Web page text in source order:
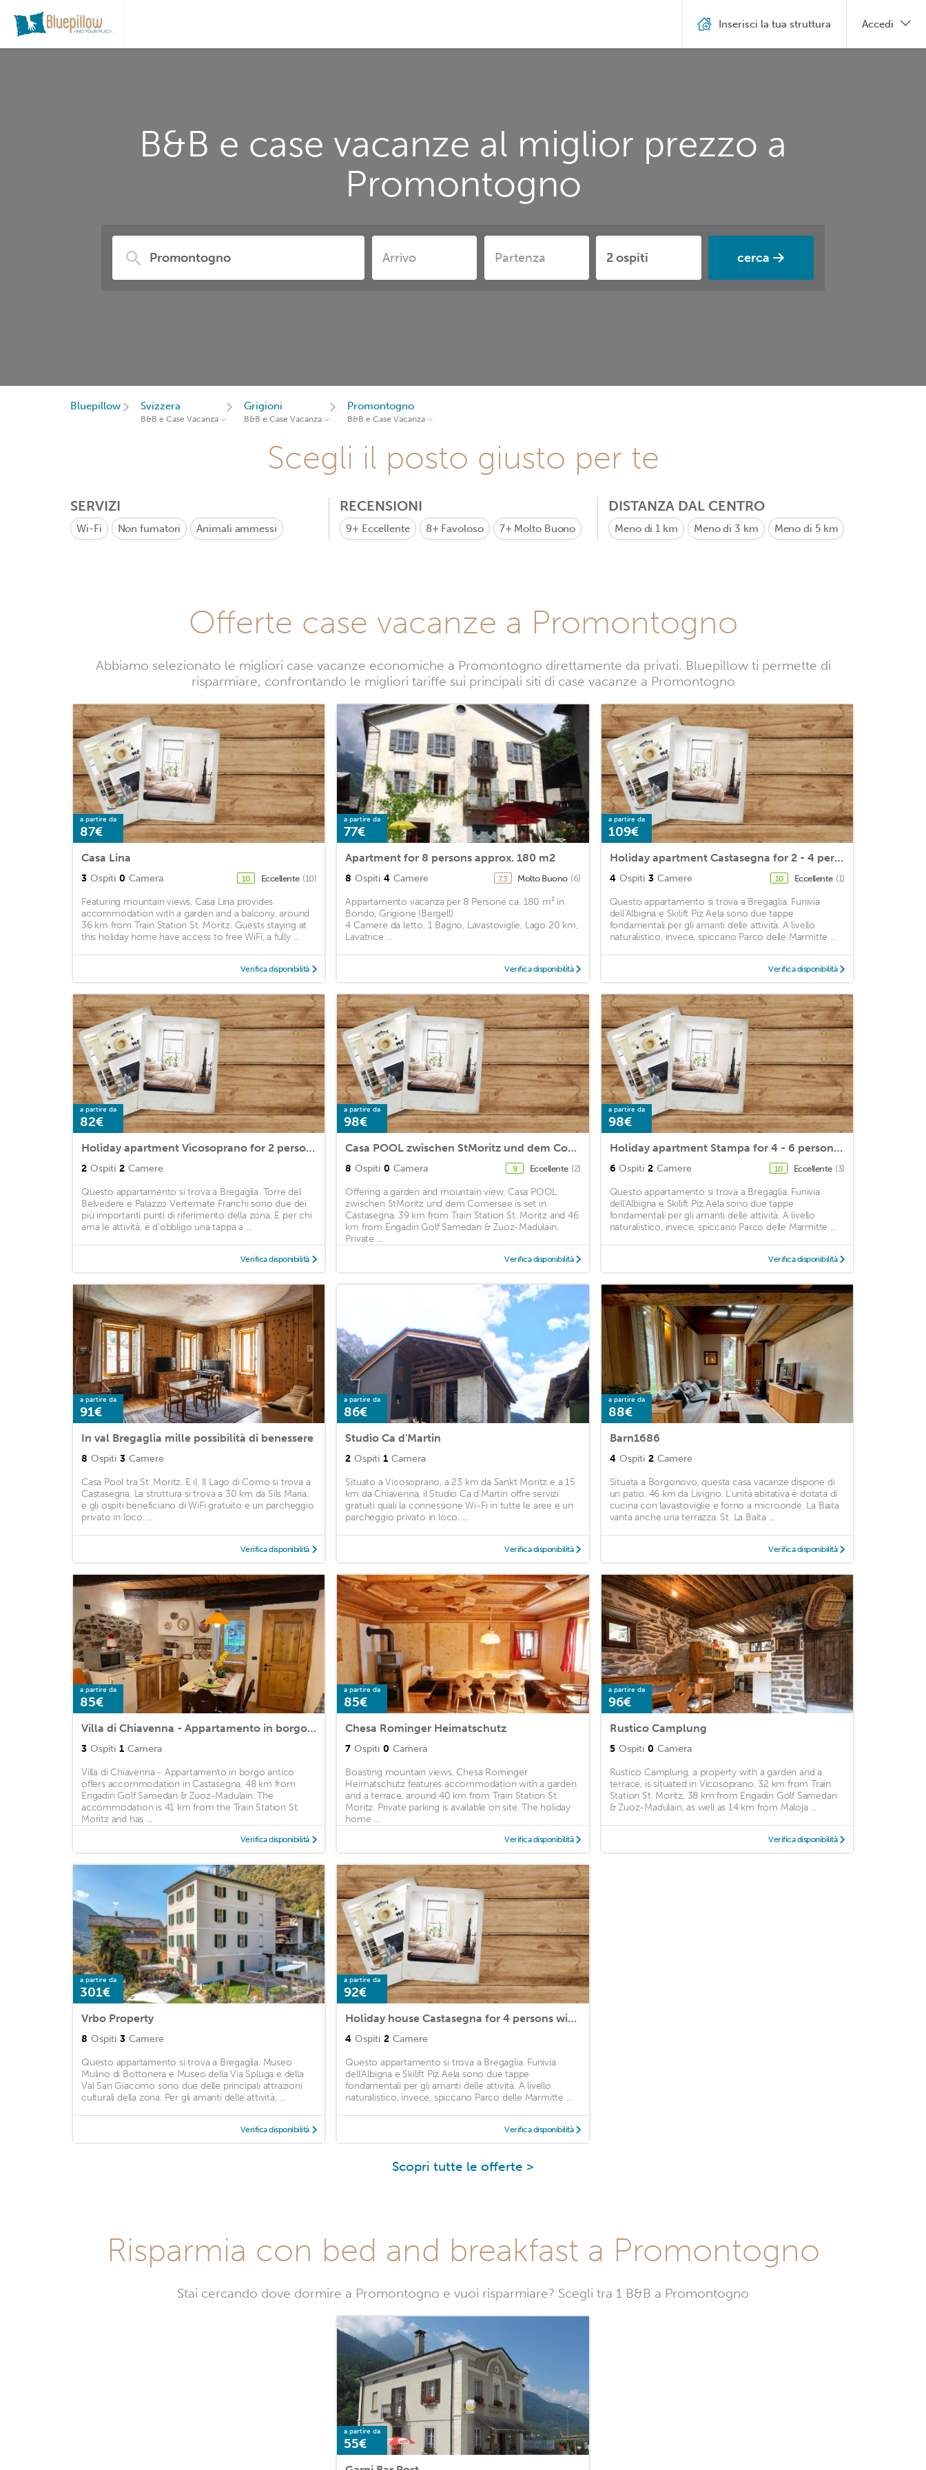
B&B e case vacanze al miglior prezzo a
Promontogno
cerca
Inserisci la tua struttura Accedi
Bluepillow Svizzera
B&B e Case Vacanza
Grigioni
B&B e Case Vacanza
Promontogno
B&B e Case Vacanza
Scegli il posto giusto per te
SERVIZI
Wi-Fi Non fumatori Animali ammessi
RECENSIONI
9+ Eccellente 8+ Favoloso 7+ Molto Buono
DISTANZA DAL CENTRO
Meno di 1 km Meno di 3 km Meno di 5 km
Offerte case vacanze a Promontogno
Abbiamo selezionato le migliori case vacanze economiche a Promontogno direttamente da privati. Bluepillow ti permette di
risparmiare, confrontando le migliori tariffe sui principali siti di case vacanze a Promontogno
a partire da
87€
Casa Lina
3 Ospiti 0 Camera 10 Eccellente (10)
Featuring mountain views, Casa Lina provides
accommodation with a garden and a balcony, around
36 km from Train Station St. Moritz. Guests staying at
this holiday home have access to free WiFi, a fully ...
Verifica disponibilità
a partire da
77€
Apartment for 8 persons approx. 180 m2
8 Ospiti 4 Camere 7,3 Molto Buono (6)
Appartamento vacanza per 8 Persone ca. 180 m² in
Bondo, Grigione (Bergell)
4 Camere da letto, 1 Bagno, Lavastoviglie, Lago 20 km,
Lavatrice ...
Verifica disponibilità
a partire da
109€
Holiday apartment Castasegna for 2 - 4 persons with 3 bedrooms - Holiday apartment
4 Ospiti 3 Camere 10 Eccellente (1)
Questo appartamento si trova a Bregaglia. Funivia
dell'Albigna e Skilift Piz Aela sono due tappe
fondamentali per gli amanti delle attività. A livello
naturalistico, invece, spiccano Parco delle Marmitte ...
Verifica disponibilità
a partire da
82€
Holiday apartment Vicosoprano for 2 persons with 2 bedrooms - Holiday apartment in a farmhouse
2 Ospiti 2 Camere
Questo appartamento si trova a Bregaglia. Torre del
Belvedere e Palazzo Vertemate Franchi sono due dei
più importanti punti di riferimento della zona. E per chi
ama le attività, è d'obbligo una tappa a ...
Verifica disponibilità
a partire da
98€
Casa POOL zwischen StMoritz und dem Comersee
8 Ospiti 0 Camera 9 Eccellente (2)
Offering a garden and mountain view, Casa POOL
zwischen StMoritz und dem Comersee is set in
Castasegna, 39 km from Train Station St. Moritz and 46
km from Engadin Golf Samedan & Zuoz-Madulain.
Private ...
Verifica disponibilità
a partire da
98€
Holiday apartment Stampa for 4 - 6 persons with 2 bedrooms - Holiday apartment
6 Ospiti 2 Camere 10 Eccellente (3)
Questo appartamento si trova a Bregaglia. Funivia
dell'Albigna e Skilift Piz Aela sono due tappe
fondamentali per gli amanti delle attività. A livello
naturalistico, invece, spiccano Parco delle Marmitte ...
Verifica disponibilità
a partire da
91€
In val Bregaglia mille possibilità di benessere
8 Ospiti 3 Camere
Casa Pool tra St. Moritz. E il. Il Lago di Como si trova a
Castasegna. La struttura si trova a 30 km da Sils Maria,
e gli ospiti beneficiano di WiFi gratuito e un parcheggio
privato in loco. ...
Verifica disponibilità
a partire da
86€
Studio Ca d'Martin
2 Ospiti 1 Camera
Situato a Vicosoprano, a 23 km da Sankt Moritz e a 15
km da Chiavenna, il Studio Ca d'Martin offre servizi
gratuiti quali la connessione Wi-Fi in tutte le aree e un
parcheggio privato in loco. ...
Verifica disponibilità
a partire da
88€
Barn1686
4 Ospiti 2 Camere
Situata a Borgonovo, questa casa vacanze dispone di
un patio. 46 km da Livigno. L'unità abitativa è dotata di
cucina con lavastoviglie e forno a microonde. La Baita
vanta anche una terrazza. St. La Baita ...
Verifica disponibilità
a partire da
85€
Villa di Chiavenna - Appartamento in borgo antico
3 Ospiti 1 Camera
Villa di Chiavenna - Appartamento in borgo antico
offers accommodation in Castasegna, 48 km from
Engadin Golf Samedan & Zuoz-Madulain. The
accommodation is 41 km from the Train Station St.
Moritz and has ...
Verifica disponibilità
a partire da
85€
Chesa Rominger Heimatschutz
7 Ospiti 0 Camera
Boasting mountain views, Chesa Rominger
Heimatschutz features accommodation with a garden
and a terrace, around 40 km from Train Station St.
Moritz. Private parking is available on site. The holiday
home ...
Verifica disponibilità
a partire da
96€
Rustico Camplung
5 Ospiti 0 Camera
Rustico Camplung, a property with a garden and a
terrace, is situated in Vicosoprano, 32 km from Train
Station St. Moritz, 38 km from Engadin Golf Samedan
& Zuoz-Madulain, as well as 14 km from Maloja ...
Verifica disponibilità
a partire da
301€
Vrbo Property
8 Ospiti 3 Camere
Questo appartamento si trova a Bregaglia. Museo
Mulino di Bottonera e Museo della Via Spluga e della
Val San Giacomo sono due delle principali attrazioni
culturali della zona. Per gli amanti delle attività, ...
Verifica disponibilità
a partire da
92€
Holiday house Castasegna for 4 persons with 2 bedrooms - Holiday house
4 Ospiti 2 Camere
Questo appartamento si trova a Bregaglia. Funivia
dell'Albigna e Skilift Piz Aela sono due tappe
fondamentali per gli amanti delle attività. A livello
naturalistico, invece, spiccano Parco delle Marmitte ...
Verifica disponibilità
Scopri tutte le offerte >
Risparmia con bed and breakfast a Promontogno
Stai cercando dove dormire a Promontogno e vuoi risparmiare? Scegli tra 1 B&B a Promontogno
a partire da
55€